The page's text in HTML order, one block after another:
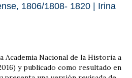
1806/1808- 1820 | Irina
Academia Nacional de la Historia a
y publicado como resultado en